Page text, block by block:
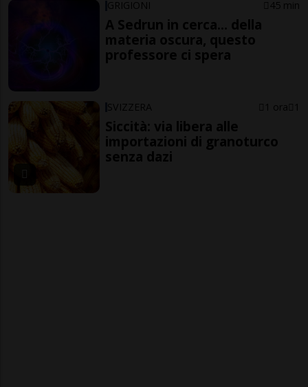
GRIGIONI 45 min
A Sedrun in cerca... della
materia oscura, questo
professore ci spera
SVIZZERA 1 ora 1
Siccità: via libera alle
importazioni di granoturco
senza dazi